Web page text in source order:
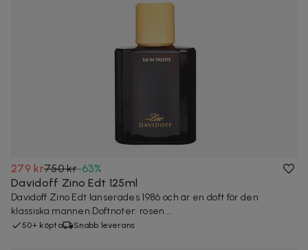
279 kr750 kr-63%
Davidoff Zino Edt 125ml
Davidoff Zino Edt lanserades 1986 och är en doft för den
klassiska mannen.Doftnoter: rosen...
50+ köpta Snabb leverans